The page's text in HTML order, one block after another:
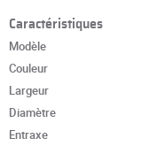
Caractéristiques
Modèle
Couleur
Largeur
Diamètre
Entraxe